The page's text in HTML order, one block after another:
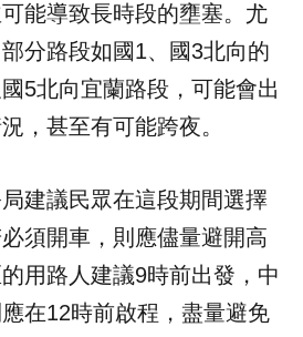
能導致長時段的壅塞。尤
分路段如國1、國3北向的
5北向宜蘭路段，可能會出
，甚至有可能跨夜。
建議民眾在這段期間選擇
須開車，則應儘量避開高
用路人建議9時前出發，中
在12時前啟程，盡量避免